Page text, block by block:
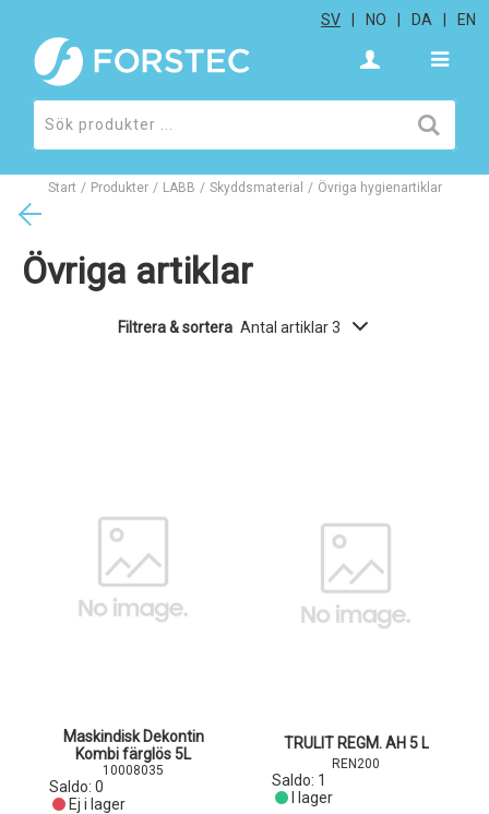
SV NO DA EN
Start / Produkter / LABB / Skyddsmaterial / Övriga hygienartiklar
Övriga artiklar
Filtrera & sortera Antal artiklar 3
Maskindisk Dekontin
Kombi färglös 5L
10008035
Saldo: 0
Ej i lager
TRULIT REGM. AH 5 L
REN200
Saldo: 1
I lager